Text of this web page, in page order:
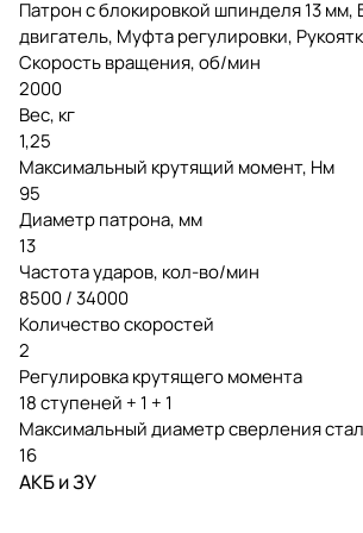
Патрон с блокировкой шпинделя 13
двигатель, Муфта регулировки,
Скорость вращения, об/мин
2000
Вес, кг
1,25
Максимальный крутящий момент, Нм
95
Диаметр патрона, мм
13
Частота ударов, кол-во/мин
8500 / 34000
Количество скоростей
2
Регулировка крутящего момента
18 ступеней + 1 + 1
Максимальный диаметр сверления
16
АКБ и ЗУ